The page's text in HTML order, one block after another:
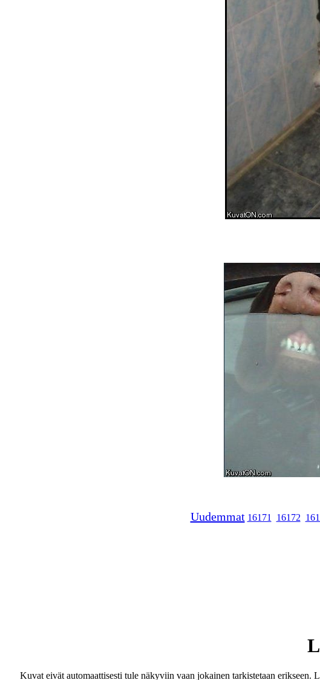
Uudemmat 16171 16172
Kuvat eivät automaattisesti tule näkyviin vaan jokainen tarkistetaan